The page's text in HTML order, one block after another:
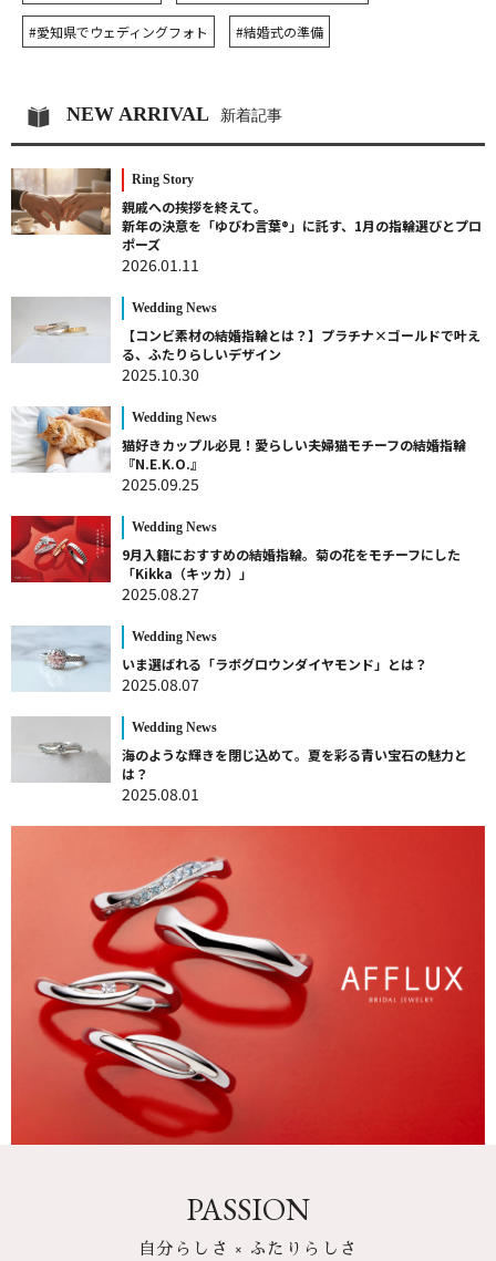
#愛知県でウェディングフォト #結婚式の準備
NEW ARRIVAL 新着記事
Ring Story
親戚への挨拶を終えて。
新年の決意を「ゆびわ言葉®」に託す、1月の指輪選びとプロ
ポーズ
2026.01.11
Wedding News
【コンビ素材の結婚指輪とは？】プラチナ×ゴールドで叶え
る、ふたりらしいデザイン
2025.10.30
Wedding News
猫好きカップル必見！愛らしい夫婦猫モチーフの結婚指輪
『N.E.K.O.』
2025.09.25
Wedding News
9月入籍におすすめの結婚指輪。菊の花をモチーフにした
「Kikka（キッカ）」
2025.08.27
Wedding News
いま選ばれる「ラボグロウンダイヤモンド」とは？
2025.08.07
Wedding News
海のような輝きを閉じ込めて。夏を彩る青い宝石の魅力と
は？
2025.08.01
PASSION
自分らしさ × ふたりらしさ